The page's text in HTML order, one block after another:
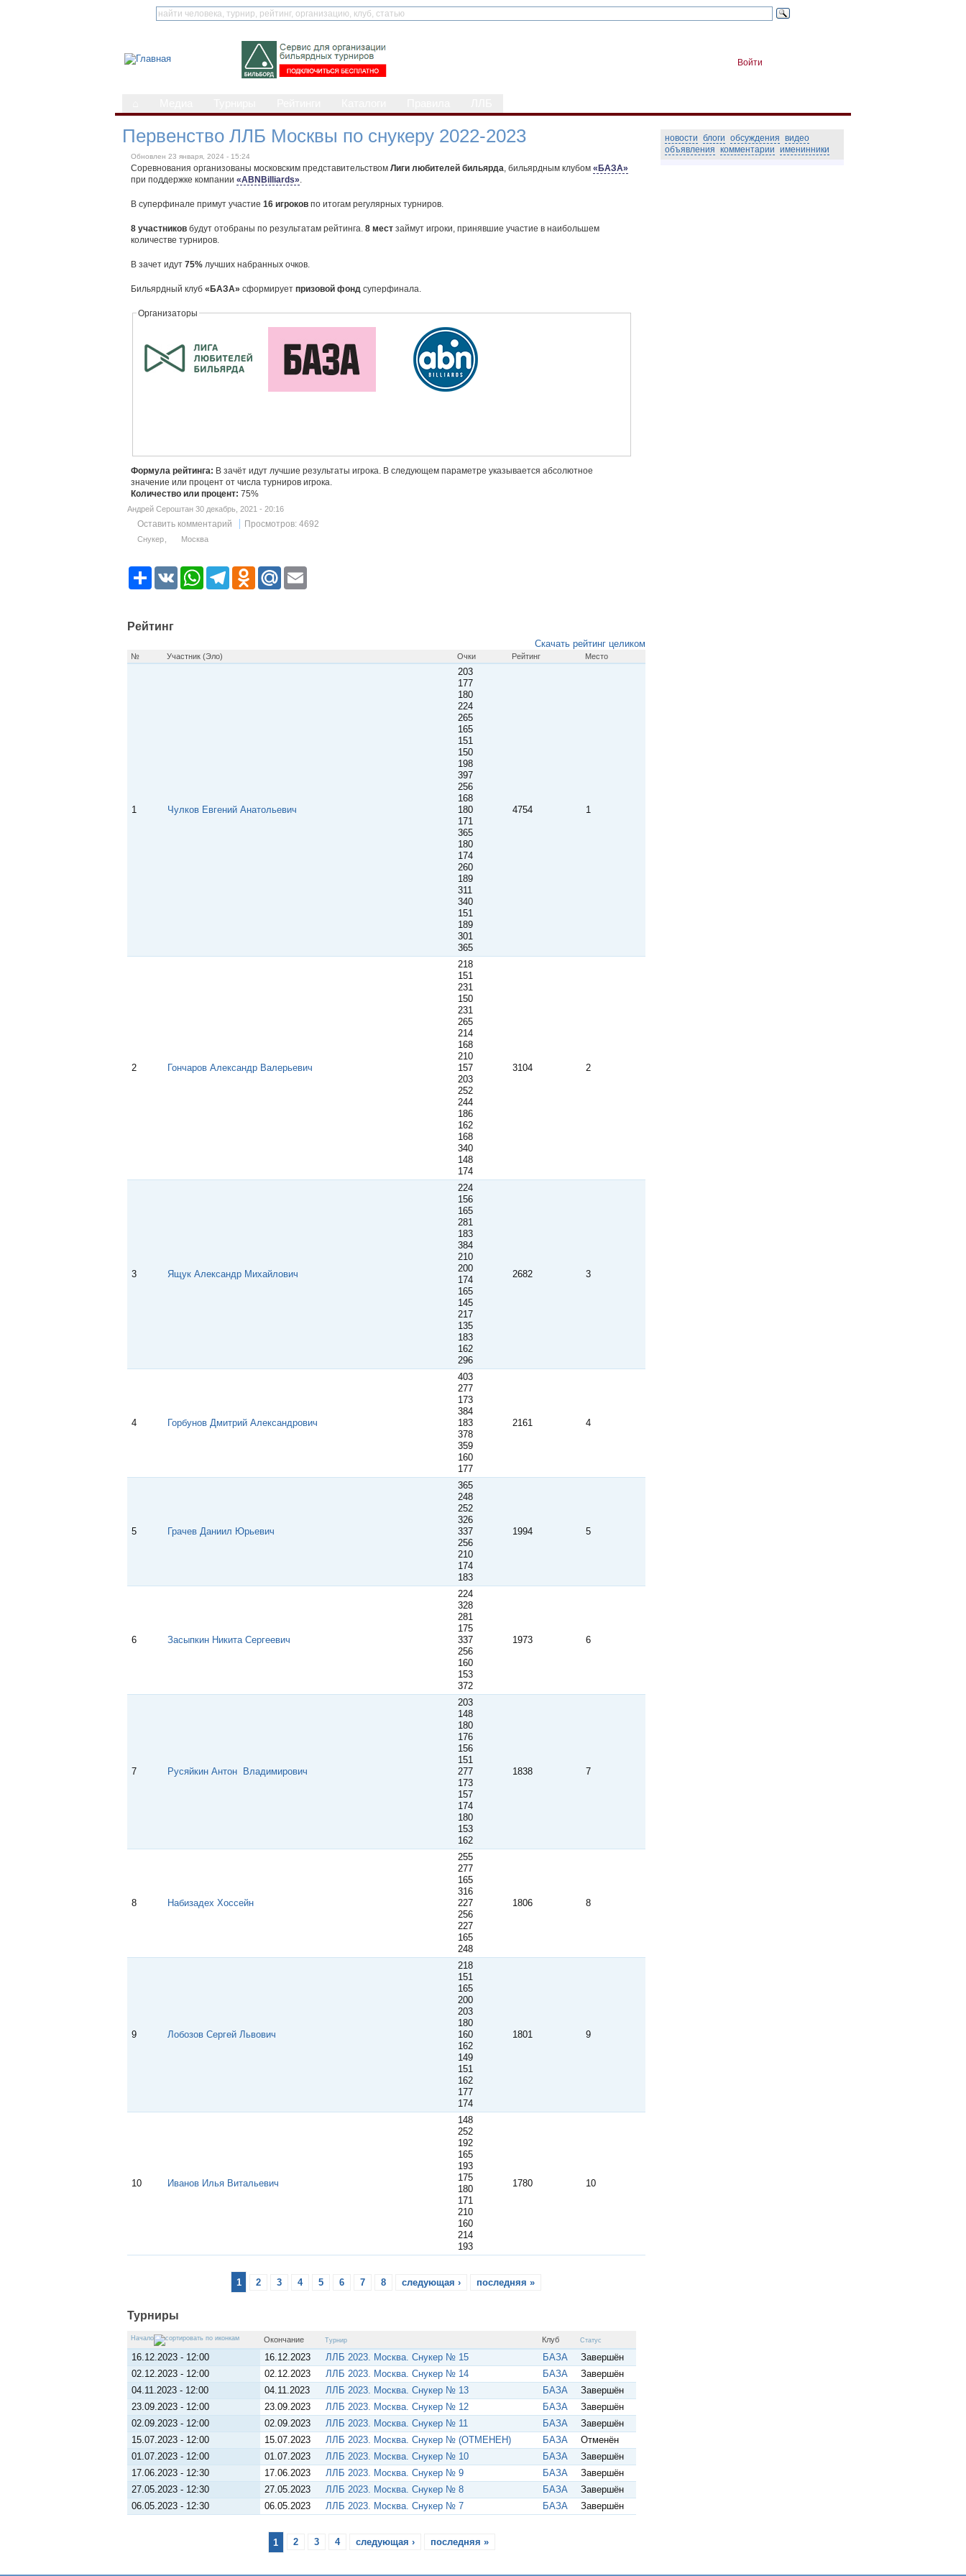
Войти
Первенство ЛЛБ Москвы по снукеру 2022-2023
Обновлен 23 января, 2024 - 15:24
Соревнования организованы московским представительством Лиги любителей бильярда, бильярдным клубом «БАЗА»
при поддержке компании «ABNBilliards».
В суперфинале примут участие 16 игроковпо итогам регулярных турниров.
8 участниковбудут отобраны по результатам рейтинга. 8 местзаймут игроки, принявшие участие в наибольшем
количестве турниров.
В зачет идут 75% лучших набранных очков.
Бильярдный клуб «БАЗА» сформирует призовой фонд суперфинала.
Организаторы
Формула рейтинга: В зачёт идут лучшие результаты игрока. В следующем параметре указывается абсолютное
значение или процент от числа турниров игрока.
Количество или процент: 75%
Андрей Сероштан 30 декабрь, 2021 - 20:16
Оставить комментарий Просмотров: 4692
Снукер Москва
Р
с
V
K
W
p
T
O
s
M
E
Рейтинг
Скачать рейтинг целиком
№ Участник (Эло) Очки Рейтинг Место
1 Чулков Евгений Анатольевич
203
177
180
224
265
165
151
150
198
397
256
168
180
171
365
180
174
260
189
311
340
151
189
301
365
4754 1
2 Гончаров Александр Валерьевич
218
151
231
150
231
265
214
168
210
157
203
252
244
186
162
168
340
148
174
3104 2
3 Ящук Александр Михайлович
224
156
165
281
183
384
210
200
174
165
145
217
135
183
162
296
2682 3
4 Горбунов Дмитрий Александрович
403
277
173
384
183
378
359
160
177
2161 4
5 Грачев Даниил Юрьевич
365
248
252
326
337
256
210
174
183
1994 5
6 Засыпкин Никита Сергеевич
224
328
281
175
337
256
160
153
372
1973 6
7 Русяйкин Антон Владимирович
203
148
180
176
156
151
277
173
157
174
180
153
162
1838 7
8 Набизадех Хоссейн
255
277
165
316
227
256
227
165
248
1806 8
9 Лобозов Сергей Львович
218
151
165
200
203
180
160
162
149
151
162
177
174
1801 9
10 Иванов Илья Витальевич
148
252
192
165
193
175
180
171
210
160
214
193
1780 10
1 2 3 4 5 6 7 8 следующая › последняя »
Турниры
Начало Окончание Турнир Клуб Статус
16.12.2023 - 12:00 16.12.2023 ЛЛБ 2023. Москва. Снукер № 15 БАЗА
Завершён
02.12.2023 - 12:00
02.12.2023 ЛЛБ 2023. Москва. Снукер № 14 БАЗА
Завершён
04.11.2023 - 12:00
04.11.2023 ЛЛБ 2023. Москва. Снукер № 13 БАЗА
Завершён
23.09.2023 - 12:00
23.09.2023 ЛЛБ 2023. Москва. Снукер № 12 БАЗА
Завершён
02.09.2023 - 12:00
02.09.2023 ЛЛБ 2023. Москва. Снукер № 11 БАЗА
Завершён
15.07.2023 - 12:00
15.07.2023 ЛЛБ 2023. Москва. Снукер № (ОТМЕНЕН) БАЗА
Отменён
01.07.2023 - 12:00
01.07.2023 ЛЛБ 2023. Москва. Снукер № 10 БАЗА
Завершён
17.06.2023 - 12:30
17.06.2023 ЛЛБ 2023. Москва. Снукер № 9 БАЗА
Завершён
27.05.2023 - 12:30
27.05.2023 ЛЛБ 2023. Москва. Снукер № 8 БАЗА
Завершён
06.05.2023 - 12:30
06.05.2023 ЛЛБ 2023. Москва. Снукер № 7 БАЗА Завершён
1 2 3 4 следующая › последняя »
новости блоги обсуждения видео
объявления комментарии именинники